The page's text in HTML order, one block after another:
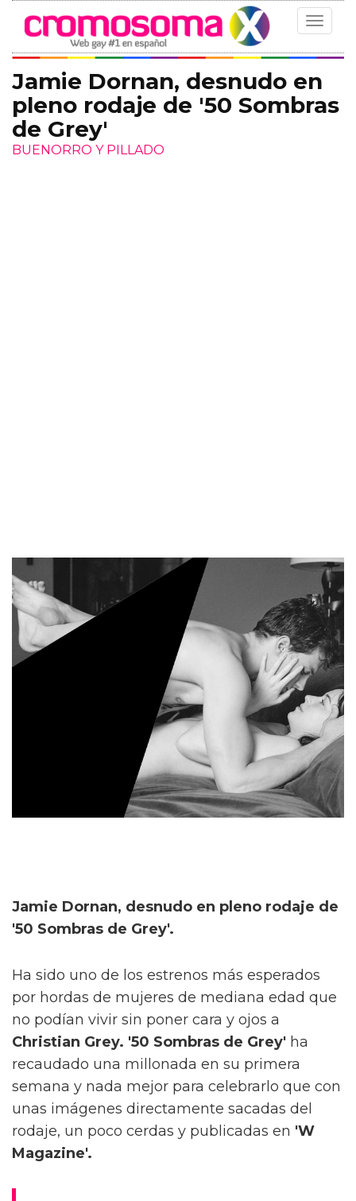
Toggle
Jamie Dornan, desnudo en
pleno rodaje de '50 Sombras
de Grey'
BUENORRO Y PILLADO
Jamie Dornan, desnudo en pleno rodaje de
'50 Sombras de Grey'.
Ha sido uno de los estrenos más esperados
por hordas de mujeres de mediana edad que
no podían vivir sin poner cara y ojos a
Christian Grey. '50 Sombras de Grey' ha
recaudado una millonada en su primera
semana y nada mejor para celebrarlo que con
unas imágenes directamente sacadas del
rodaje, un poco cerdas y publicadas en 'W
Magazine'.